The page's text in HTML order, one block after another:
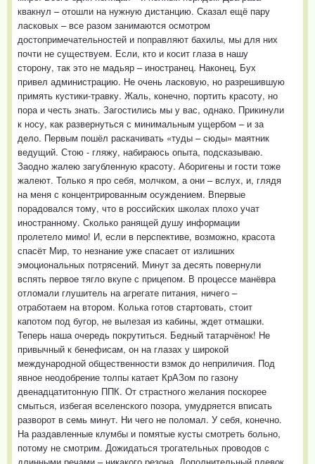
квакнул – отошли на нужную дистанцию. Сказал ещё пару
ласковых – все разом занимаются осмотром
достопримечательностей и поправляют бахилы, мы для них
почти не существуем. Если, кто и косит глаза в нашу
сторону, так это не мадьяр – иностранец. Наконец, Бух
привел администрацию. Не очень ласковую, но разрешившую
примять кустики-травку. Жаль, конечно, портить красоту, но
пора и честь знать. Загостились мы у вас, однако. Прикинули
к носу, как развернуться с минимальным ущербом – и за
дело. Первым пошёл раскачивать «туды – сюды» маятник
ведущий. Стою - гляжу, набираюсь опыта, подсказываю.
Заодно жалею загубленную красоту. Аборигены и гости тоже
жалеют. Только я про себя, молчком, а они – вслух, и, глядя
на меня с концентрированным осуждением. Впервые
порадовался тому, что в российских школах плохо учат
иностранному. Сколько ранящей душу информации
пролетело мимо! И, если в перспективе, возможно, красота
спасёт Мир, то незнание уже спасает от излишних
эмоциональных потрясений. Минут за десять повернули
вспять первое тягло вкупе с прицепом. В процессе манёвра
отломали глушитель на агрегате питания, ничего –
отработаем на втором. Колька готов стартовать, стоит
капотом под бугор, не вылезая из кабины, ждет отмашки.
Теперь наша очередь покрутиться. Бедный татарчёнок! Не
привычный к бенефисам, он на глазах у широкой
международной общественности взмок до неприличия. Под
явное неодобрение толпы катает КрАЗом по газону
двенадцатитонную ППК. От страстного желания поскорее
смыться, избегая вселенского позора, умудряется вписать
разворот в семь минут. Ни чего не поломал. У себя, конечно.
На раздавленные клумбы и помятые кусты смотреть больно,
потому не смотрим. Дожидаться трогательных проводов с